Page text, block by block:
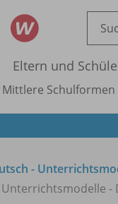
Eltern und
Mittlere Schulformen
-
Unterrichtsmodelle